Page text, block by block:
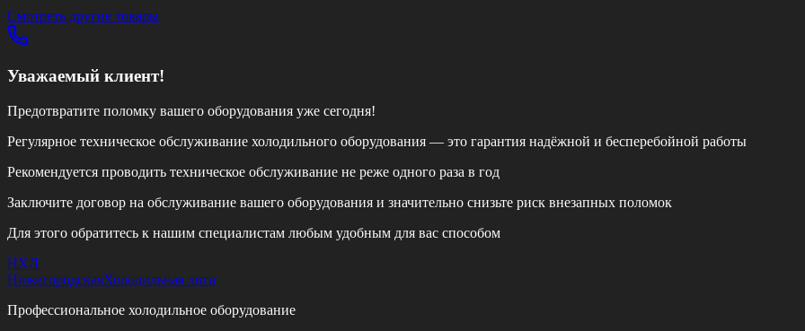
Смотреть другие товары
Уважаемый клиент!
Предотвратите поломку вашего оборудования уже сегодня!
Регулярное техническое обслуживание холодильного оборудования — это гарантия надёжной и бесперебойной работы
Рекомендуется проводить техническое обслуживание не реже одного раза в год
Заключите договор на обслуживание вашего оборудования и значительно снизьте риск внезапных поломок
Для этого обратитесь к нашим специалистам любым удобным для вас способом
НХЛ
НижегородскаяХолодильная лига
Профессиональное холодильное оборудование